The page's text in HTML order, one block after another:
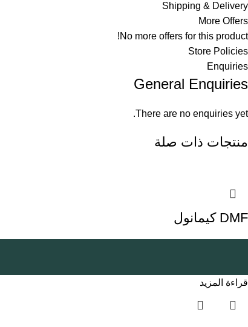
Shipping & Delivery
More Offers
No more offers for this product!
Store Policies
Enquiries
General Enquiries
There are no enquiries yet.
منتجات ذات صلة
DMF كيمانول
قراءة المزيد